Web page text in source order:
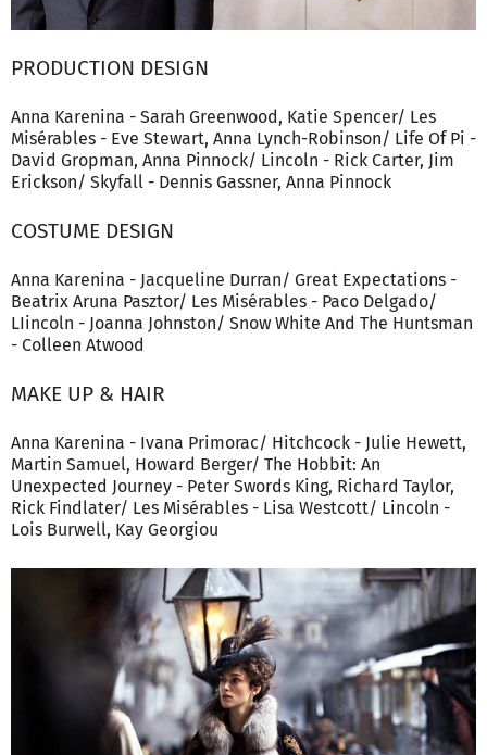
PRODUCTION DESIGN
Anna Karenina - Sarah Greenwood, Katie Spencer/ Les
Misérables - Eve Stewart, Anna Lynch-Robinson/ Life Of Pi -
David Gropman, Anna Pinnock/ Lincoln - Rick Carter, Jim
Erickson/ Skyfall - Dennis Gassner, Anna Pinnock
COSTUME DESIGN
Anna Karenina - Jacqueline Durran/ Great Expectations -
Beatrix Aruna Pasztor/ Les Misérables - Paco Delgado/
LIincoln - Joanna Johnston/ Snow White And The Huntsman
- Colleen Atwood
MAKE UP & HAIR
Anna Karenina - Ivana Primorac/ Hitchcock - Julie Hewett,
Martin Samuel, Howard Berger/ The Hobbit: An
Unexpected Journey - Peter Swords King, Richard Taylor,
Rick Findlater/ Les Misérables - Lisa Westcott/ Lincoln -
Lois Burwell, Kay Georgiou